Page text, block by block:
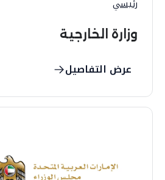
رئيسي
وزارة الخارجية
عرض التفاصيل